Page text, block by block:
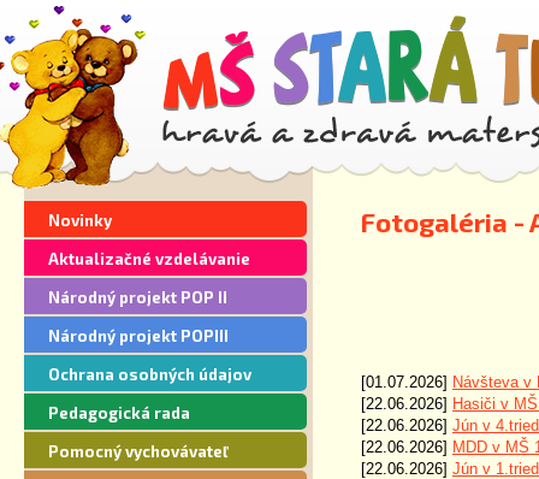
Novinky
Aktualizačné vzdelávanie
Národný projekt POP II
Národný projekt POPIII
Ochrana osobných údajov
Pedagogická rada
Pomocný vychovávateľ
Fotogaléria -
[01.07.2026] Návšteva v
[22.06.2026] Hasiči v
[22.06.2026] Jún v
[22.06.2026] MDD v MŠ
[22.06.2026] Jún v